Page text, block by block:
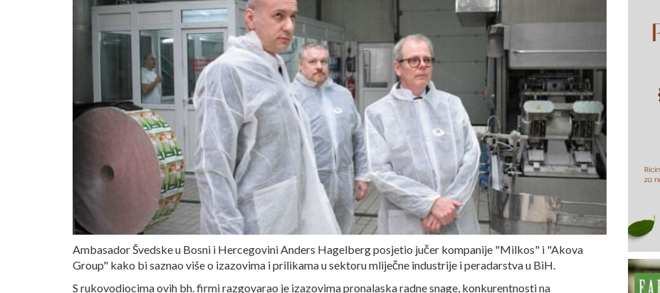
Ambasador Švedske u Bosni i Hercegovini Anders Hagelberg posjetio jučer kompanije "Milkos" i "Akova
Group" kako bi saznao više o izazovima i prilikama u sektoru mliječne industrije i peradarstva u BiH.
S rukovodiocima ovih bh. firmi razgovarao je izazovima pronalaska radne snage, konkurentnosti na